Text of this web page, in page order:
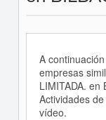
A
empresas
LIMITADA. en
Actividades
vídeo.